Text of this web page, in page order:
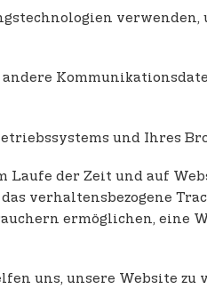
verwenden,
und Ihres
Laufe der Zeit und auf
verhaltensbezogene
ermöglichen, eine
uns, unsere Website zu